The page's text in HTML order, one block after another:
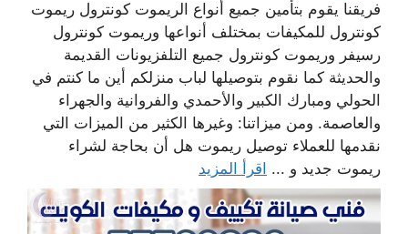
فريقنا يقوم بتأمين جميع أنواع الريموت كونترول ريموت
كونترول للمكيفات بمختلف أنواعها وريموت كونترول
رسيفر وريموت كونترول جميع التلفزيونات القديمة
والحديثة كما نقوم بتوصيلها لباب منزلكم أين ما كنتم في
الحولي ومبارك الكبير والأحمدي والفروانية والجهراء
والعاصمة. ومن ميزاتنا: وغيرها الكثير من الميزات التي
نقدمها للعملاء توصيل ريموت هل أن بحاجة لشراء
ريموت جديد و ... اقرأ المزيد